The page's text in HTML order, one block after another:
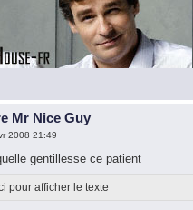
Mr Nice Guy
2008 21:49
gentillesse ce patient
pour afficher le texte